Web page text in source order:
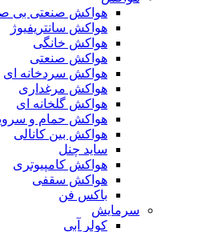
هواکش صنعتی بی
هواکش سانتریفیوژ
هواکش خانگی
هواکش صنعتی
هواکش سردخانه ای
هواکش مرغداری
هواکش گلخانه ای
هواکش حمام و
هواکش بین کانالی
ساید چنل
هواکش کامپیوتری
هواکش سقفی
باکس فن
سرمایش
کولر آبی